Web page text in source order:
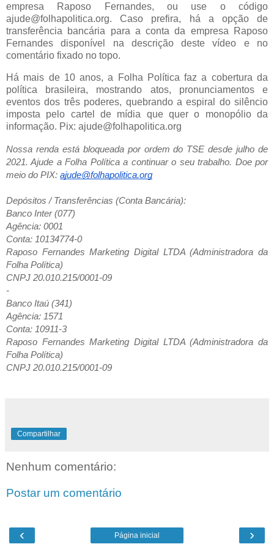
empresa Raposo Fernandes, ou use o código
ajude@folhapolitica.org. Caso prefira, há a opção de
transferência bancária para a conta da empresa Raposo
Fernandes disponível na descrição deste vídeo e no
comentário fixado no topo.
Há mais de 10 anos, a Folha Política faz a cobertura da
política brasileira, mostrando atos, pronunciamentos e
eventos dos três poderes, quebrando a espiral do silêncio
imposta pelo cartel de mídia que quer o monopólio da
informação. Pix: ajude@folhapolitica.org
Nossa renda está bloqueada por ordem do TSE desde julho de
2021. Ajude a Folha Política a continuar o seu trabalho. Doe por
meio do PIX: ajude@folhapolitica.org
Depósitos / Transferências (Conta Bancária):
Banco Inter (077)
Agência: 0001
Conta: 10134774-0
Raposo Fernandes Marketing Digital LTDA (Administradora da
Folha Política)
CNPJ 20.010.215/0001-09
-
Banco Itaú (341)
Agência: 1571
Conta: 10911-3
Raposo Fernandes Marketing Digital LTDA (Administradora da
Folha Política)
CNPJ 20.010.215/0001-09
Compartilhar
Nenhum comentário:
Postar um comentário
‹ ›
Página inicial